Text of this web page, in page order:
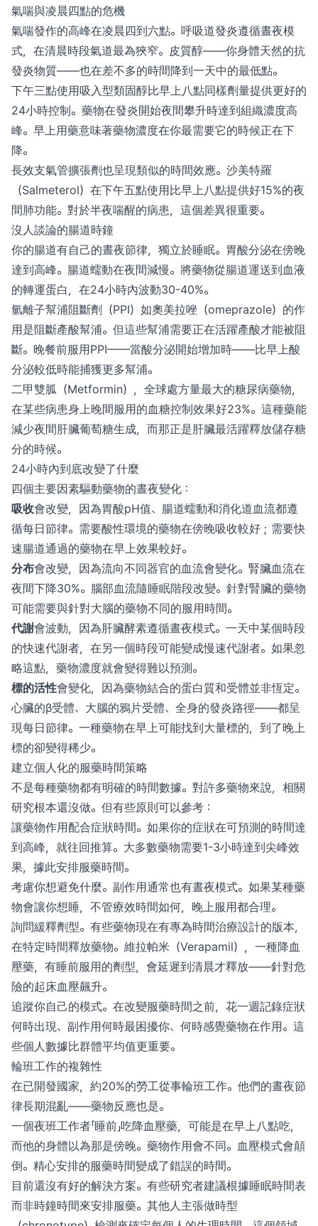
氣喘與凌晨四點的危機
氣喘發作的高峰在凌晨四到六點。呼吸道發炎遵循晝夜模
式，在清晨時段氣道最為狹窄。皮質醇——你身體天然的抗
發炎物質——也在差不多的時間降到一天中的最低點。
下午三點使用吸入型類固醇比早上八點同樣劑量提供更好的
24小時控制。藥物在發炎開始夜間攀升時達到組織濃度高
峰。早上用藥意味著藥物濃度在你最需要它的時候正在下
降。
長效支氣管擴張劑也呈現類似的時間效應。沙美特羅
（Salmeterol）在下午五點使用比早上八點提供好15%的夜
間肺功能。對於半夜喘醒的病患，這個差異很重要。
沒人談論的腸道時鐘
你的腸道有自己的晝夜節律，獨立於睡眠。胃酸分泌在傍晚
達到高峰。腸道蠕動在夜間減慢。將藥物從腸道運送到血液
的轉運蛋白，在24小時內波動30-40%。
氫離子幫浦阻斷劑（PPI）如奧美拉唑（omeprazole）的作
用是阻斷產酸幫浦。但這些幫浦需要正在活躍產酸才能被阻
斷。晚餐前服用PPI——當酸分泌開始增加時——比早上酸
分泌較低時能捕獲更多幫浦。
二甲雙胍（Metformin），全球處方量最大的糖尿病藥物，
在某些病患身上晚間服用的血糖控制效果好23%。這種藥能
減少夜間肝臟葡萄糖生成，而那正是肝臟最活躍釋放儲存糖
分的時候。
24小時內到底改變了什麼
四個主要因素驅動藥物的晝夜變化：
吸收會改變，因為胃酸pH值、腸道蠕動和消化道血流都遵
循每日節律。需要酸性環境的藥物在傍晚吸收較好；需要快
速腸道通過的藥物在早上效果較好。
分布會改變，因為流向不同器官的血流會變化。腎臟血流在
夜間下降30%。腦部血流隨睡眠階段改變。針對腎臟的藥物
可能需要與針對大腦的藥物不同的服用時間。
代謝會波動，因為肝臟酵素遵循晝夜模式。一天中某個時段
的快速代謝者，在另一個時段可能變成慢速代謝者。如果忽
略這點，藥物濃度就會變得難以預測。
標的活性會變化，因為藥物結合的蛋白質和受體並非恆定。
心臟的β受體、大腦的鴉片受體、全身的發炎路徑——都呈
現每日節律。一種藥物在早上可能找到大量標的，到了晚上
標的卻變得稀少。
建立個人化的服藥時間策略
不是每種藥物都有明確的時間數據。對許多藥物來說，相關
研究根本還沒做。但有些原則可以參考：
讓藥物作用配合症狀時間。如果你的症狀在可預測的時間達
到高峰，就往回推算。大多數藥物需要1-3小時達到尖峰效
果，據此安排服藥時間。
考慮你想避免什麼。副作用通常也有晝夜模式。如果某種藥
物會讓你想睡，不管療效時間如何，晚上服用都合理。
詢問緩釋劑型。有些藥物現在有專為時間治療設計的版本，
在特定時間釋放藥物。維拉帕米（Verapamil），一種降血
壓藥，有睡前服用的劑型，會延遲到清晨才釋放——針對危
險的起床血壓飆升。
追蹤你自己的模式。在改變服藥時間之前，花一週記錄症狀
何時出現、副作用何時最困擾你、何時感覺藥物在作用。這
些個人數據比群體平均值更重要。
輪班工作的複雜性
在已開發國家，約20%的勞工從事輪班工作。他們的晝夜節
律長期混亂——藥物反應也是。
一個夜班工作者「睡前」吃降血壓藥，可能是在早上八點吃，
而他的身體以為那是傍晚。藥物作用會不同。血壓模式會顛
倒。精心安排的服藥時間變成了錯誤的時間。
目前還沒有好的解決方案。有些研究者建議根據睡眠時間表
而非時鐘時間來安排服藥。其他人主張做時型